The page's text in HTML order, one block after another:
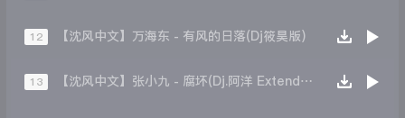
12 【沈风中文】万海东 - 有风的日落(Dj筱昊版)
13 【沈风中文】张小九 - 腐坏(Dj.阿洋 Extended Mix)